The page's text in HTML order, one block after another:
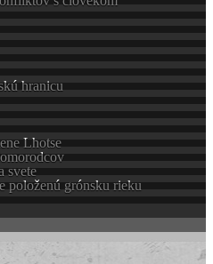
hranicu
Lhotse
svete
položenú grónsku rieku